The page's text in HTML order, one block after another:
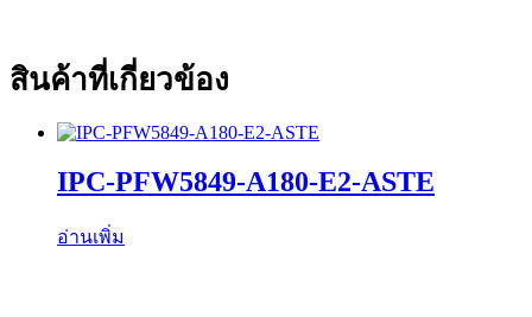
สินค้าที่เกี่ยวข้อง
IPC-PFW5849-A180-E2-ASTE
อ่านเพิ่ม